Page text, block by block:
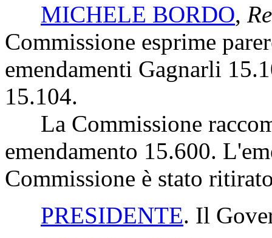
MICHELE BORDO,
Commissione esprime
emendamenti Gagnarli
15.104.
La Commissione
emendamento 15.600.
Commissione è stato
PRESIDENTE. Il